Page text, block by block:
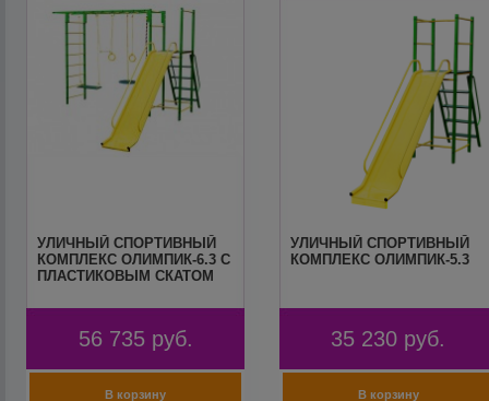
УЛИЧНЫЙ СПОРТИВНЫЙ
КОМПЛЕКС ОЛИМПИК-6.3 C
ПЛАСТИКОВЫМ СКАТОМ
56 735 руб.
УЛИЧНЫЙ СПОРТИВНЫЙ
КОМПЛЕКС ОЛИМПИК-5.3
35 230 руб.